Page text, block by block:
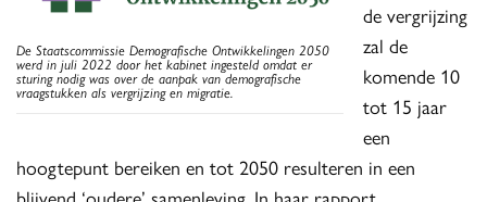
De Staatscommissie Demografische Ontwikkelingen 2050
werd in juli 2022 door het kabinet ingesteld omdat er
sturing nodig was over de aanpak van demografische
vraagstukken als vergrijzing en migratie.
de vergrijzing
zal de
komende 10
tot 15 jaar
een
hoogtepunt bereiken en tot 2050 resulteren in een